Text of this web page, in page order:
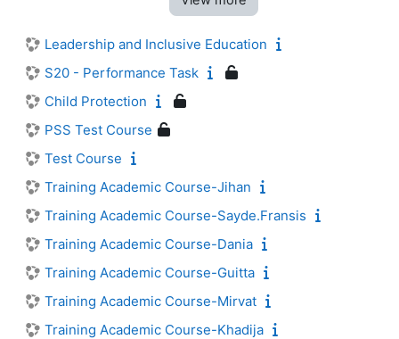
Leadership and Inclusive Education
S20 - Performance Task
Child Protection
PSS Test Course
Test Course
Training Academic Course-Jihan
Training Academic Course-Sayde.Fransis
Training Academic Course-Dania
Training Academic Course-Guitta
Training Academic Course-Mirvat
Training Academic Course-Khadija